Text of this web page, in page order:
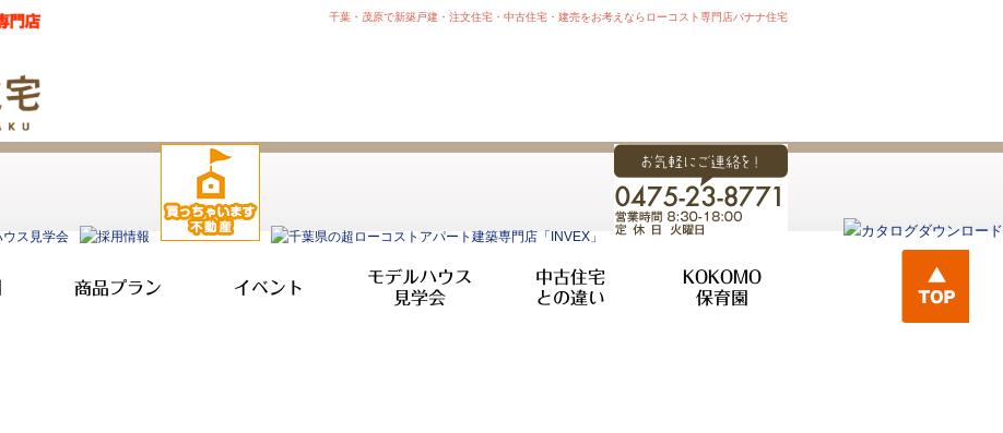
千葉・茂原で新築戸建・注文住宅・中古住宅・建売をお考えならローコスト専門店バナナ住宅
商品プラン イベント
モデルハウス
見学会
中古住宅
との違い
KOKOMO
保育園